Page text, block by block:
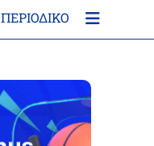
ΠΕΡΙΟΔΙΚΌ